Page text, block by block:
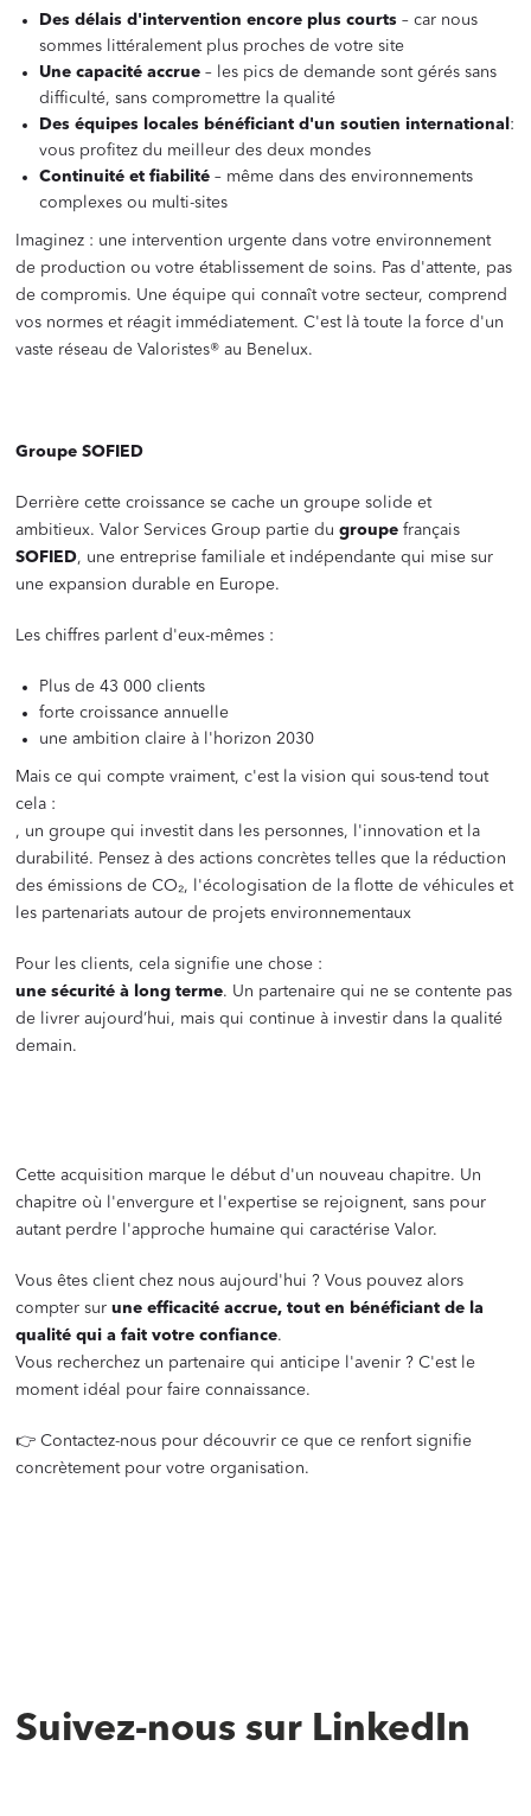
Des délais d'intervention encore plus courts – car nous
sommes littéralement plus proches de votre site
Une capacité accrue – les pics de demande sont gérés sans
difficulté, sans compromettre la qualité
Des équipes locales bénéficiant d'un soutien international :
vous profitez du meilleur des deux mondes
Continuité et fiabilité – même dans des environnements
complexes ou multi-sites
Imaginez : une intervention urgente dans votre environnement
de production ou votre établissement de soins. Pas d'attente, pas
de compromis. Une équipe qui connaît votre secteur, comprend
vos normes et réagit immédiatement. C'est là toute la force d'un
vaste réseau de Valoristes® au Benelux.
Groupe SOFIED
Derrière cette croissance se cache un groupe solide et
ambitieux. Valor Services Group partie dugroupe français
SOFIED, une entreprise familiale et indépendante qui mise sur
une expansion durable en Europe.
Les chiffres parlent d'eux-mêmes :
Plus de 43 000 clients
forte croissance annuelle
une ambition claire à l'horizon 2030
Mais ce qui compte vraiment, c'est la vision qui sous-tend tout
cela :
, un groupe qui investit dans les personnes, l'innovation et la
durabilité. Pensez à des actions concrètes telles que la réduction
des émissions de CO₂, l'écologisation de la flotte de véhicules et
les partenariats autour de projets environnementaux
Pour les clients, cela signifie une chose :
une sécurité à long terme. Un partenaire qui ne se contente pas
de livrer aujourd’hui, mais qui continue à investir dans la qualité
demain.
Cette acquisition marque le début d'un nouveau chapitre. Un
chapitre où l'envergure et l'expertise se rejoignent, sans pour
autant perdre l'approche humaine qui caractérise Valor.
Vous êtes client chez nous aujourd'hui ? Vous pouvez alors
compter surune efficacité accrue, tout en bénéficiant de la
qualité qui a fait votre confiance.
Vous recherchez un partenaire qui anticipe l'avenir ? C'est le
moment idéal pour faire connaissance.
👉 Contactez-nous pour découvrir ce que ce renfort signifie
concrètement pour votre organisation.
Suivez-nous sur LinkedIn